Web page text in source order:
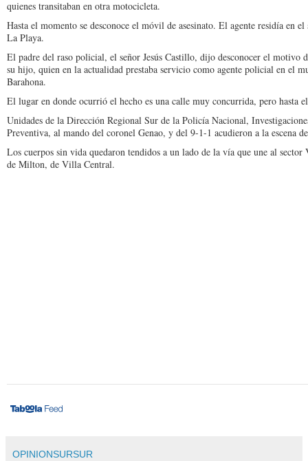
quienes transitaban en otra motocicleta.
Hasta el momento se desconoce el móvil de asesinato. El agente residía en
La Playa.
El padre del raso policial, el señor Jesús Castillo, dijo desconocer el motivo
su hijo, quien en la actualidad prestaba servicio como agente policial en el
Barahona.
El lugar en donde ocurrió el hecho es una calle muy concurrida, pero hasta
Unidades de la Dirección Regional Sur de la Policía Nacional,
Preventiva, al mando del coronel Genao, y del 9-1-1 acudieron a la escena
Los cuerpos sin vida quedaron tendidos a un lado de la vía que une al
de Milton, de Villa Central.
OPINIONSURSUR